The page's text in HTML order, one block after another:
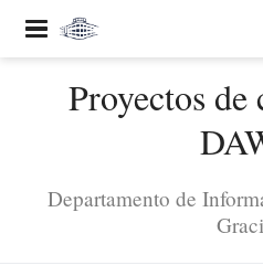
Proyectos
Departamento de